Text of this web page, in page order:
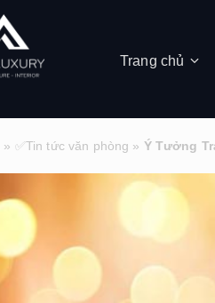
Trang chủ
» ✅Tin tức văn phòng » Ý Tưởng